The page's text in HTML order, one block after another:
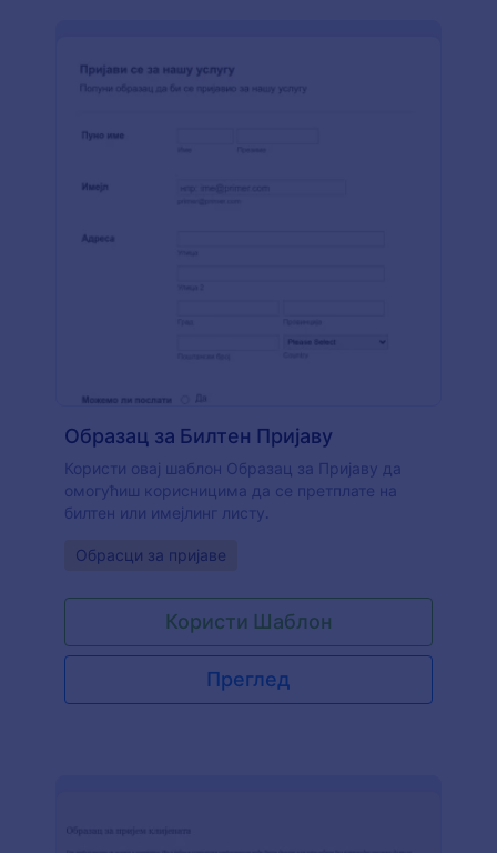
Образац за Билтен Пријаву
Користи овај шаблон Образац за Пријаву да
омогућиш корисницима да се претплате на
билтен или имејлинг листу.
Go to Category:
Обрасци за пријаве
Користи Шаблон
Преглед